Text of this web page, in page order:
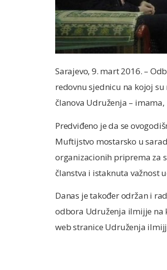
Sarajevo, 9. mart 2016. –
redovnu sjednicu na kojoj
članova Udruženja –
Predviđeno je da se
Muftijstvo mostarsko u
organizacionih priprema za
članstva i istaknuta važnost
Danas je također održan i
odbora Udruženja ilmijje na
web stranice Udruženja